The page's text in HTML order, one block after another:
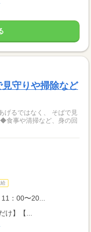
見守りや掃除など
げるではなく、 そばで見
：00〜20...
け】【...